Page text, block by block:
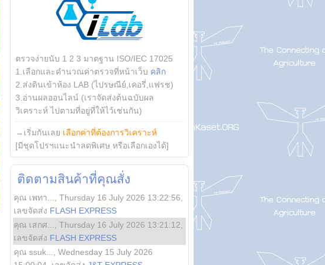
ตรวจง่ายนับ 1 2 3 มาตฐาน ISO/IEC 17025
1.เลือกและคำนวณค่าตรวจที่หน้าเว็บ คลิก
2.ส่งดินเข้าห้อง LAB (ไปรษณีย์,เคอรี่,แฟรช)
3.อ่านผลออนไลน์ (เราจัดส่งต้นฉบับผล
วิเคราะห์ ไปตามที่อยู่ที่ให้ไว้เช่นกัน)
→เริ่มกันเลย เลือกค่าที่ต้องการวิเคราะห์
[มีชุดโปรฯแนะนำลดพิเศษ หรือเลือกเองได้]
ติดตามสินค้าที่คุณสั่ง
คุณ เพทา... Thursday 16 July 2026 13:22:56
เลขจัดส่ง FLASH EXPRESS
คุณ เสกศ...
Thursday 16 July 2026 13:21:12
เลขจัดส่ง FLASH EXPRESS
คุณ ssuk...
Wednesday 15 July 2026